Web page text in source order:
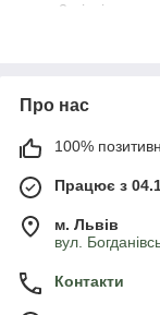
2-річні
Висота
Саджанці
Про нас
100%
Працює з
м. Львів
вул.
Контакти